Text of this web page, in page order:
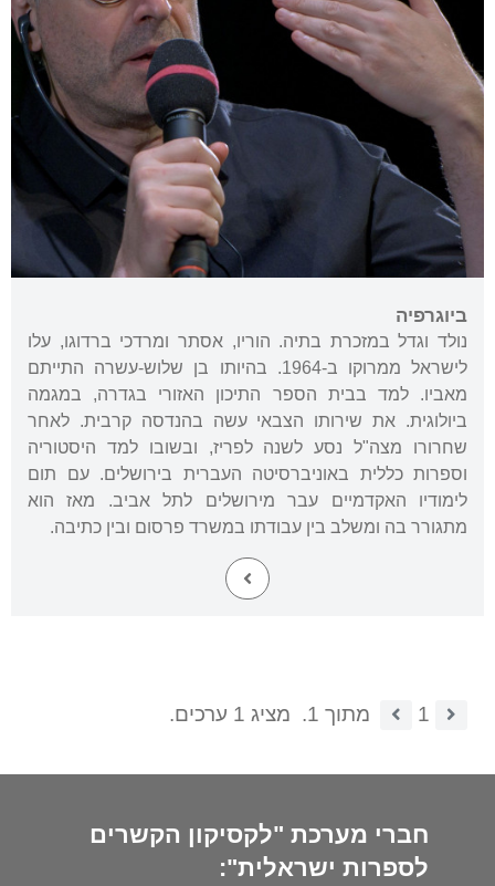
ביוגרפיה
נולד וגדל במזכרת בתיה. הוריו, אסתר ומרדכי ברדוגו, עלו
לישראל ממרוקו ב-1964. בהיותו בן שלוש-עשרה התייתם
מאביו. למד בבית הספר התיכון האזורי בגדרה, במגמה
ביולוגית. את שירותו הצבאי עשה בהנדסה קרבית. לאחר
שחרורו מצה"ל נסע לשנה לפריז, ובשובו למד היסטוריה
וספרות כללית באוניברסיטה העברית בירושלים. עם תום
לימודיו האקדמיים עבר מירושלים לתל אביב. מאז הוא
מתגורר בה ומשלב בין עבודתו במשרד פרסום ובין כתיבה.
1 מתוך 1. מציג 1 ערכים.
חברי מערכת "לקסיקון הקשרים
לספרות ישראלית":